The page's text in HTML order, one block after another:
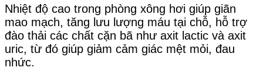
Nhiệt độ cao trong phòng xông hơi giúp giãn
mao mạch, tăng lưu lượng máu tại chỗ, hỗ trợ
đào thải các chất cặn bã như axit lactic và axit
uric, từ đó giúp giảm cảm giác mệt mỏi, đau
nhức.